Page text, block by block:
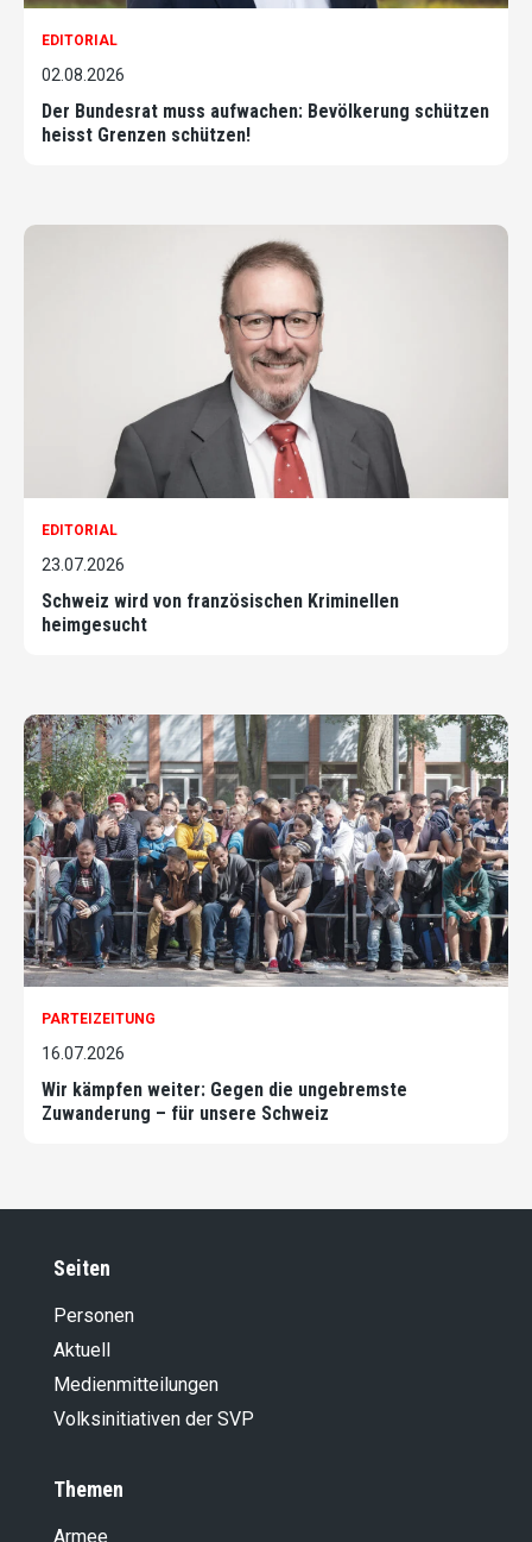
EDITORIAL
02.08.2026
Der Bundesrat muss aufwachen: Bevölkerung schützen
heisst Grenzen schützen!
EDITORIAL
23.07.2026
Schweiz wird von französischen Kriminellen
heimgesucht
PARTEIZEITUNG
16.07.2026
Wir kämpfen weiter: Gegen die ungebremste
Zuwanderung – für unsere Schweiz
Seiten
Personen
Aktuell
Medienmitteilungen
Volksinitiativen der SVP
Themen
Armee